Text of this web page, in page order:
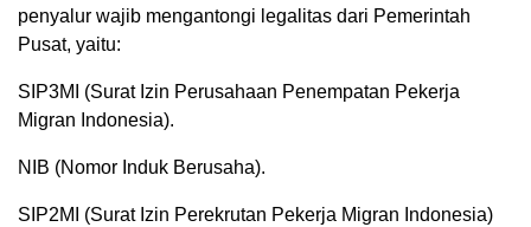
penyalur wajib mengantongi legalitas dari Pemerintah
Pusat, yaitu:
SIP3MI (Surat Izin Perusahaan Penempatan Pekerja
Migran Indonesia).
NIB (Nomor Induk Berusaha).
SIP2MI (Surat Izin Perekrutan Pekerja Migran Indonesia)